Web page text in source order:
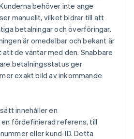
behöver inte ange
manuellt, vilket bidrar till att
betalningar och överföringar.
är omedelbar och bekant är
de väntar med den. Snabbare
betalningsstatus ger
exakt bild av inkommande
innehåller en
fördefinierad referens, till
eller kund-ID. Detta